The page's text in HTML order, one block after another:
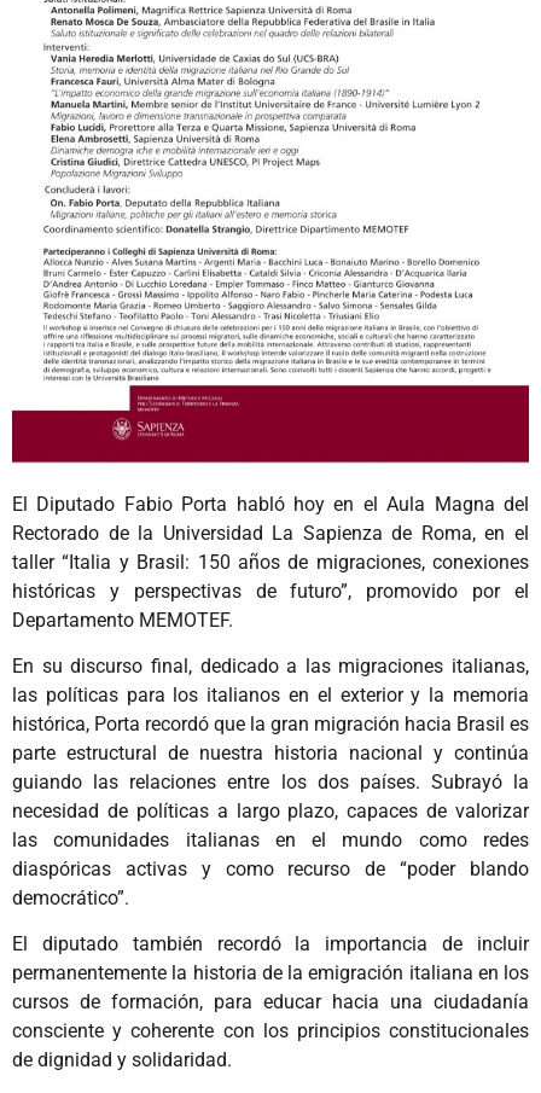
El Diputado Fabio Porta habló hoy en el Aula Magna del
Rectorado de la Universidad La Sapienza de Roma, en el
taller “Italia y Brasil: 150 años de migraciones, conexiones
históricas y perspectivas de futuro”, promovido por el
Departamento MEMOTEF.
En su discurso final, dedicado a las migraciones italianas,
las políticas para los italianos en el exterior y la memoria
histórica, Porta recordó que la gran migración hacia Brasil es
parte estructural de nuestra historia nacional y continúa
guiando las relaciones entre los dos países. Subrayó la
necesidad de políticas a largo plazo, capaces de valorizar
las comunidades italianas en el mundo como redes
diaspóricas activas y como recurso de “poder blando
democrático”.
El diputado también recordó la importancia de incluir
permanentemente la historia de la emigración italiana en los
cursos de formación, para educar hacia una ciudadanía
consciente y coherente con los principios constitucionales
de dignidad y solidaridad.